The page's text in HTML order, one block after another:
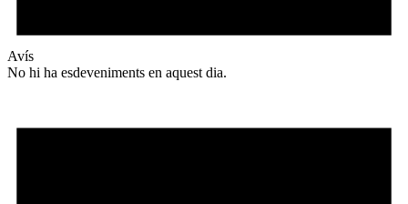
Avís
No hi ha esdeveniments en aquest dia.